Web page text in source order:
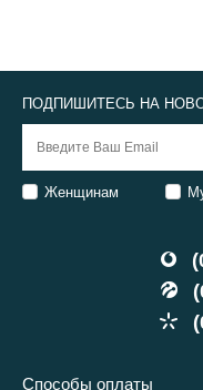
Способы оплаты
ПОДПИШИТЕСЬ НА
Женщинам